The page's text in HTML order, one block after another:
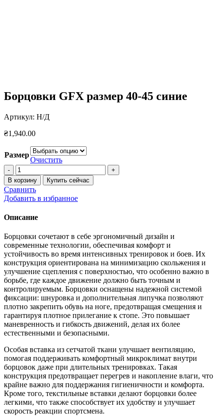
Борцовки GFX размер 40-45 синие
Артикул: Н/Д
₴1,940.00
Размер
Очистить
Количество
товара
Борцовки
GFX
размер
45
В корзину Купить сейчас
Сравнить
Добавить в избранное
Описание
Борцовки сочетают в себе эргономичный дизайн и
современные технологии, обеспечивая комфорт и
устойчивость во время интенсивных тренировок и боев. Их
конструкция ориентирована на минимизацию скольжения и
улучшение сцепления с поверхностью, что особенно важно в
борьбе, где каждое движение должно быть точным и
контролируемым. Борцовки оснащены надежной системой
фиксации: шнуровка и дополнительная липучка позволяют
плотно закрепить обувь на ноге, предотвращая смещения и
гарантируя плотное прилегание к стопе. Это повышает
маневренность и гибкость движений, делая их более
естественными и безопасными.
Особая вставка из сетчатой ткани улучшает вентиляцию,
помогая поддерживать комфортный микроклимат внутри
борцовок даже при длительных тренировках. Такая
конструкция предотвращает перегрев и накопление влаги, что
крайне важно для поддержания гигиеничности и комфорта.
Кроме того, текстильные вставки делают борцовки более
легкими, что также способствует их удобству и улучшает
скорость реакции спортсмена.